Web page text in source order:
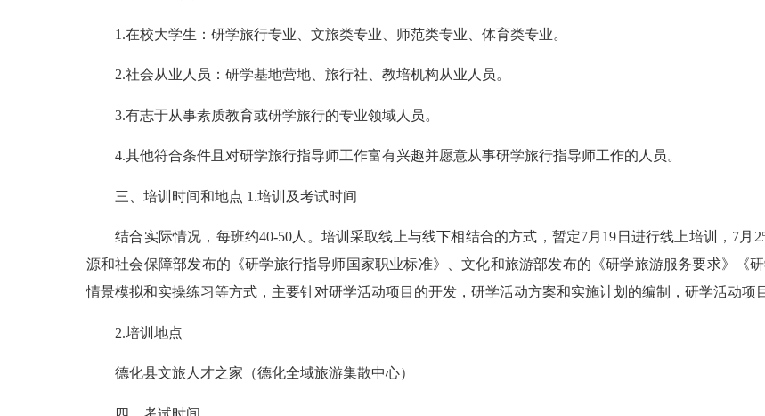
1.在校大学生：研学旅行专业、文旅类专业、师范类专业、体育类专业。
2.社会从业人员：研学基地营地、旅行社、教培机构从业人员。
3.有志于从事素质教育或研学旅行的专业领域人员。
4.其他符合条件且对研学旅行指导师工作富有兴趣并愿意从事研学旅行指导师工作的人员。
三、培训时间和地点 1.培训及考试时间
结合实际情况，每班约40-50人。培训采取线上与线下相结合的方式，暂定7月19日进行线上培训，7月
源和社会保障部发布的《研学旅行指导师国家职业标准》、文化和旅游部发布的《研学旅游服务要求》《
情景模拟和实操练习等方式，主要针对研学活动项目的开发，研学活动方案和实施计划的编制，研学活动项
2.培训地点
德化县文旅人才之家（德化全域旅游集散中心）